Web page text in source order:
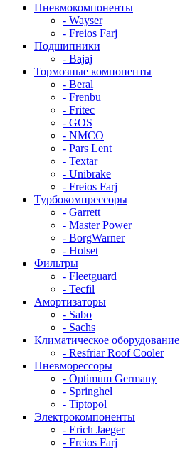
Пневмокомпоненты
- Wayser
- Freios Farj
Подшипники
- Bajaj
Тормозные компоненты
- Beral
- Frenbu
- Fritec
- GOS
- NMCO
- Pars Lent
- Textar
- Unibrake
- Freios Farj
Турбокомпрессоры
- Garrett
- Master Power
- BorgWarner
- Holset
Фильтры
- Fleetguard
- Tecfil
Амортизаторы
- Sabo
- Sachs
Климатическое оборудование
- Resfriar Roof Cooler
Пневморессоры
- Optimum Germany
- Springhel
- Tiptopol
Электрокомпоненты
- Erich Jaeger
- Freios Farj